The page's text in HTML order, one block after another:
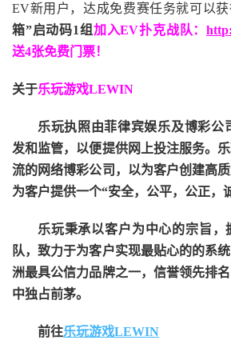
EV新用户，达成免费赛任务就可以
箱”启动码1组 加入EV扑克战队：
送4张免费门票！
关于乐玩游戏LEWIN
乐玩执照由菲律宾娱乐及博彩公
发和监管，以便提供网上投注服务。
流的网络博彩公司，以为客户创建高质
为客户提供一个“安全，公平，公正，
乐玩秉承以客户为中心的宗旨，
队，致力于为客户实现最贴心的的系
洲最具公信力品牌之一，信誉领先排
中独占前茅。
前往乐玩游戏LEWIN